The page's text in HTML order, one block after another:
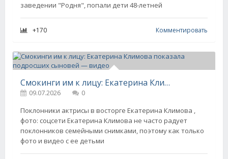
заведении "Родня", попали дети 48-летней
+170 Комментировать
Смокинги им к лицу: Екатерина Климова показала подросших сыновей — видео
09.07.2026
0
Поклонники актрисы в восторге Екатерина Климова ,
фото: соцсети Екатерина Климова не часто радует
поклонников семейными снимками, поэтому как только
фото и видео с ее детьми